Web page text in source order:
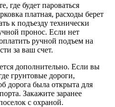
где будет пароваться
платная, расходы берет
к подъезду технически
пронос. Если нет
ручной подъем на
за ваш счет.
дополнительно. Если вы
грунтовые дороги,
дорога была открыта для
Закажите заранее
с охраной.